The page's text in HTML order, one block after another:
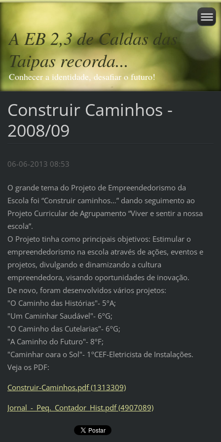
A EB 2,3 de Caldas das
Taipas recorda...
Conhecer a identidade, desafiar o futuro!
Construir Caminhos -
2008/09
06-06-2013 08:53
O grande tema do Projeto de Empreendedorismo da
Escola foi “Construir caminhos…” dando seguimento ao
Projeto Curricular de Agrupamento “Viver e sentir a nossa
escola”.
O Projeto tinha como principais objetivos: Estimular o
empreendedorismo na escola através de ações, eventos e
projetos, divulgando e dinamizando a cultura
empreendedora, visando oportunidades de inovação.
De novo, foram desenvolvidos vários projetos:
"O Caminho das Histórias"- 5ºA;
"Um Caminhar Saudável"- 6ºG;
"O Caminho das Cutelarias"- 6ºG;
"A Caminho do Futuro"- 8ºF;
"Caminhar oara o Sol"- 1ºCEF-Eletricista de Instalações.
Veja os PDF:
Construir-Caminhos.pdf (1313309)
Jornal_-_Peq._Contador_Hist.pdf (4907089)